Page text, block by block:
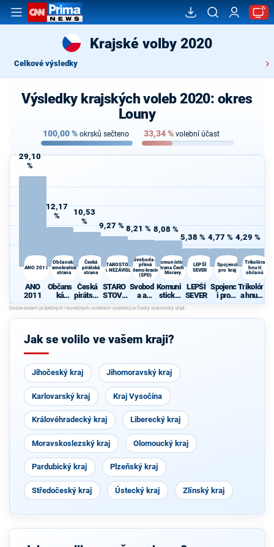
Krajské volby 2020
Celkové výsledky
Výsledky krajských voleb 2020: okres
Louny
100,00% okrsků sečteno 33,34% volební účast
29,10
%
ANO 2011
ANO
2011
12,17
%
Občanská
demokratická
strana
Občans
ká
demokr
atická
strana
10,53
%
Česká
pirátská
strana
Česká
pirátská
strana
9,27 %
STAROSTOVÉ
A NEZÁVISLÍ
STARO
STOVÉ
A
NEZÁVI
SLÍ
8,21 %
Svoboda a
přímá
demokracie
(SPD)
Svobod
a a
přímá
demokr
acie
8,08 %
Komunistická
strana Čech a
Moravy
Komuni
stická
strana
Čech a
Moravy
5,38 %
LEPŠÍ
SEVER
LEPŠÍ
SEVER
4,77 %
Spojenci
pro kraj
Spojenc
i pro
kraj
4,29 %
Trikolóra
hnutí
občanů
Trikolór
a hnutí
občanů
Jak se volilo ve vašem kraji?
Jihočeský kraj Jihomoravský kraj
Karlovarský kraj Kraj Vysočina
Královéhradecký kraj Liberecký kraj
Moravskoslezský kraj Olomoucký kraj
Pardubický kraj Plzeňský kraj
Středočeský kraj Ústecký kraj Zlínský kraj